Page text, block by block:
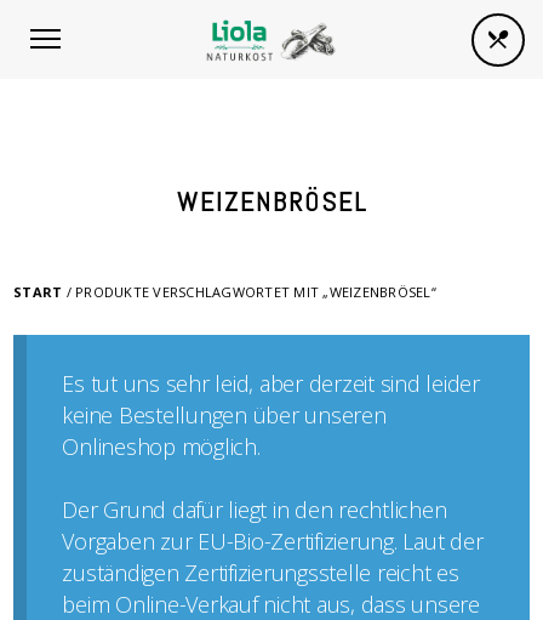
WEIZENBRÖSEL
START / PRODUKTE VERSCHLAGWORTET MIT „WEIZENBRÖSEL“
Es tut uns sehr leid, aber derzeit sind leider
keine Bestellungen über unseren
Onlineshop möglich.
Der Grund dafür liegt in den rechtlichen
Vorgaben zur EU-Bio-Zertifizierung. Laut der
zuständigen Zertifizierungsstelle reicht es
beim Online-Verkauf nicht aus, dass unsere